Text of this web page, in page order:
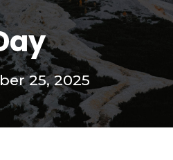
25, 2025